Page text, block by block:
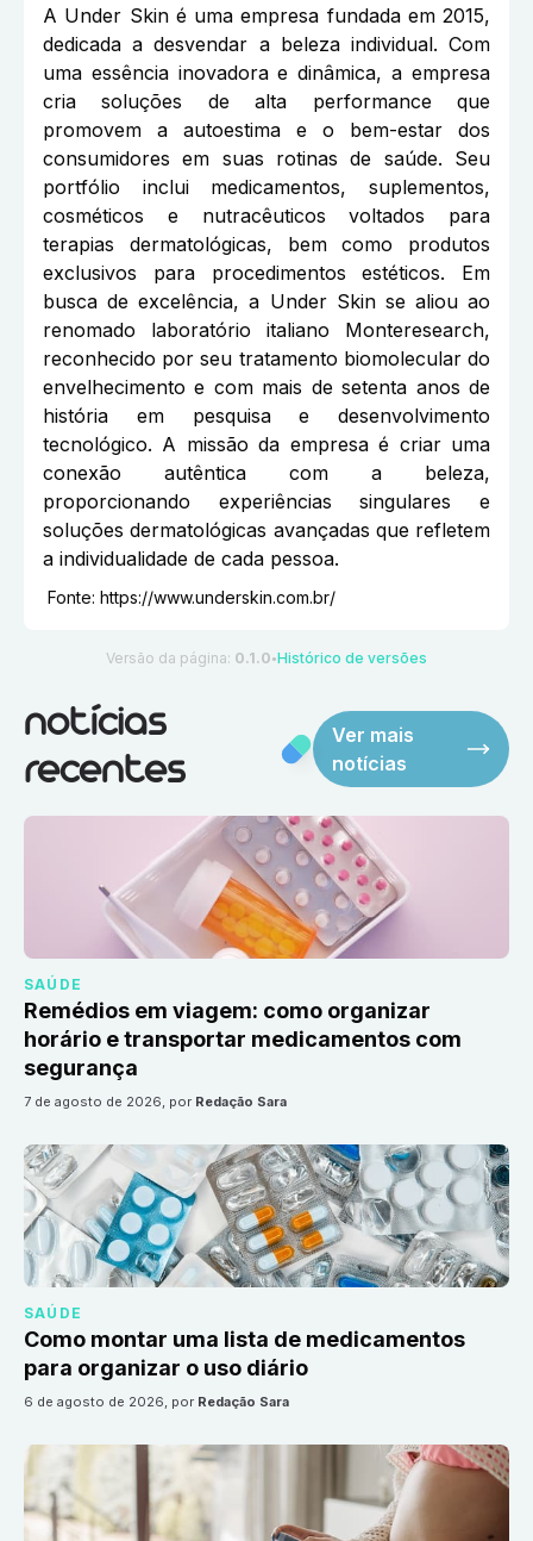
A Under Skin é uma empresa fundada em 2015,
dedicada a desvendar a beleza individual. Com
uma essência inovadora e dinâmica, a empresa
cria soluções de alta performance que
promovem a autoestima e o bem-estar dos
consumidores em suas rotinas de saúde. Seu
portfólio inclui medicamentos, suplementos,
cosméticos e nutracêuticos voltados para
terapias dermatológicas, bem como produtos
exclusivos para procedimentos estéticos. Em
busca de excelência, a Under Skin se aliou ao
renomado laboratório italiano Monteresearch,
reconhecido por seu tratamento biomolecular do
envelhecimento e com mais de setenta anos de
história em pesquisa e desenvolvimento
tecnológico. A missão da empresa é criar uma
conexão autêntica com a beleza,
proporcionando experiências singulares e
soluções dermatológicas avançadas que refletem
a individualidade de cada pessoa.
Fonte: https://www.underskin.com.br/
Versão da página: 0.1.0 ●Histórico de versões
notícias
recentes
Ver mais
notícias
SAÚDE
Remédios em viagem: como organizar
horário e transportar medicamentos com
segurança
7 de agosto de 2026, por Redação Sara
SAÚDE
Como montar uma lista de medicamentos
para organizar o uso diário
6 de agosto de 2026, por Redação Sara